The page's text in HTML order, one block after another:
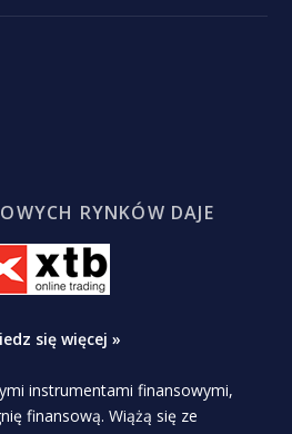
RYNKÓW DAJE
się więcej »
instrumentami finansowymi,
finansową. Wiążą się ze